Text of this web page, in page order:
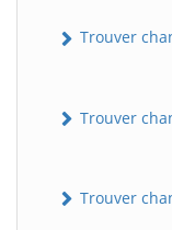
Trouver
Trouver
Trouver